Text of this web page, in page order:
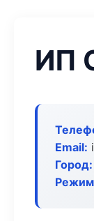
ИП
Email:
Город: